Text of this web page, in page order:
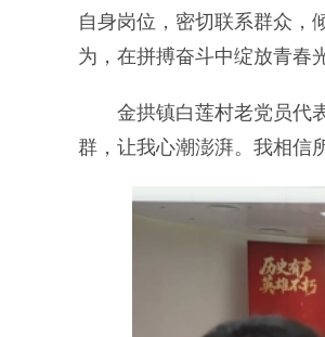
自身岗位，密切联系群众，
为，在拼搏奋斗中绽放青春
金拱镇白莲村老党员代表
群，让我心潮澎湃。我相信